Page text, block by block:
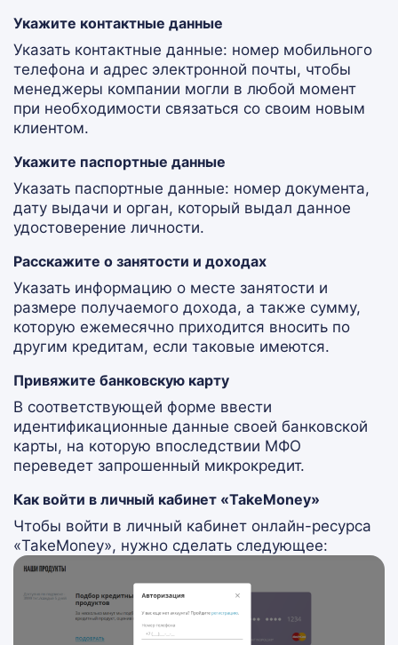
Укажите контактные данные
Указать контактные данные: номер мобильного
телефона и адрес электронной почты, чтобы
менеджеры компании могли в любой момент
при необходимости связаться со своим новым
клиентом.
Укажите паспортные данные
Указать паспортные данные: номер документа,
дату выдачи и орган, который выдал данное
удостоверение личности.
Расскажите о занятости и доходах
Указать информацию о месте занятости и
размере получаемого дохода, а также сумму,
которую ежемесячно приходится вносить по
другим кредитам, если таковые имеются.
Привяжите банковскую карту
В соответствующей форме ввести
идентификационные данные своей банковской
карты, на которую впоследствии МФО
переведет запрошенный микрокредит.
Как войти в личный кабинет «TakeMoney»
Чтобы войти в личный кабинет онлайн-ресурса
«TakeMoney», нужно сделать следующее: